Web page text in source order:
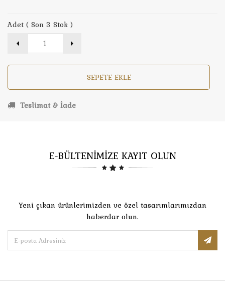
Adet ( Son 3 Stok )
SEPETE EKLE
Teslimat & İade
E-BÜLTENİMİZE KAYIT OLUN
Yeni çıkan ürünlerimizden ve özel tasarımlarımızdan
haberdar olun.